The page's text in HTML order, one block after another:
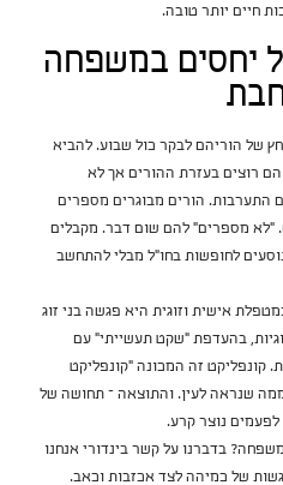
חיים יותר טובה.
יחסים במשפחה
של הוריהם לבקר כול שבוע. להביא
רוצים בעזרת ההורים אך לא
התערבות. הורים מבוגרים מספרים
"לא מספרים" להם שום דבר. מקבלים
לחופשות בחו"ל מבלי להתחשב
אישית וזוגית היא פגשה בני זוג
בהעדפת "שקט תעשייתי" עם
קונפליקט זה המכונה "קונפליקט
שנראה לעין. והתוצאה – תחושה של
נוצר קרע.
בדברנו על קשר בינדורי אנחנו
של כמיהה לצד אכזבות וכאב.